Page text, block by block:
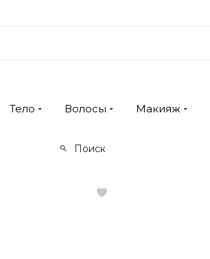
Тело Волосы Макияж
Поиск